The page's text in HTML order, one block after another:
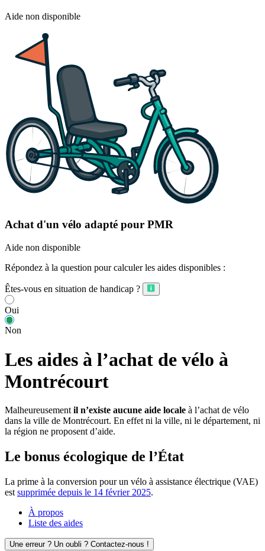
Aide non disponible
Achat d'un vélo adapté pour PMR
Aide non disponible
Répondez à la question pour calculer les aides disponibles :
Êtes-vous en situation de handicap ?
Oui
Non
Les aides à l’achat de vélo à
Montrécourt
Malheureusement il n’existe aucune aide locale à l’achat de vélo
dans la ville de Montrécourt. En effet ni la ville, ni le département, ni
la région ne proposent d’aide.
Le bonus écologique de l’État
La prime à la conversion pour un vélo à assistance électrique (VAE)
est supprimée depuis le 14 février 2025.
À propos
Liste des aides
Une erreur ? Un oubli ? Contactez-nous !